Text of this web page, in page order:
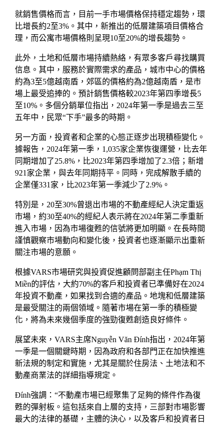
就銷售價格而言，目前一手市場價格保持穩定趨勢，環
比增長約2至3%。其中，新推出的低層建築項目價格合
理，而公寓市場價格則呈現10至20%的增長趨勢。
此外，土地和低層市場持續熱絡，有眾多客戶尋找購買
信息。其中，服務於實際需求的產品，城市中心的價格
約為3至5億越南盾，郊區的價格約為2億越南盾，是市
場上最受追捧的。預計銷售價格較2023年第四季增長5
至10%。多個分銷單位指出，2024年第一季是過去三至
五年中，民眾“下手”最多的時期。
另一方面，投資者和企業的心態正逐步出現積極變化。
據報告，2024年第一季，1,035家企業恢復運營，比去年
同期增加了25.8%，比2023年第四季增加了2.3倍；新增
921家企業，與去年同期持平。同時，完成解散手續的
企業僅331家，比2023年第一季減少了2.9%。
特別是，20至30%曾退出市場的不動產經紀人決定重返
市場，約30至40%的經紀人表示將在2024年第二季重新
進入市場，因為市場復甦的信號將更加明顯。在長時間
謹慎觀察市場動向和變化後，投資者也逐漸顯示出重新
關注市場的意願。
根據VARS市場研究與投資促進顧問部副主任Phạm Thị
Miền的評估，大約70%的客戶和投資者已準備好在2024
年投資不動產，如果找到合適的產品。地塊和低層建築
是最受關注的兩個領域。隨著市場在第一季的積極變
化，將為未來幾個季度的強勁復甦創造良好條件。
展望未來，VARS主席Nguyễn Văn Đính指出，2024年第
一季是一個關鍵時期，因為政府和各部門正在加快推進
新法規的制定和實施，尤其是關於住房法、土地法和不
動產商業法的詳細指導規定。
Đính強調：“不動產市場已經聚集了足夠的條件作為復
甦的彈射板。這包括來自上層的支持，三部對市場影響
最大的法律的基礎，主體的決心，以及客戶和投資者日